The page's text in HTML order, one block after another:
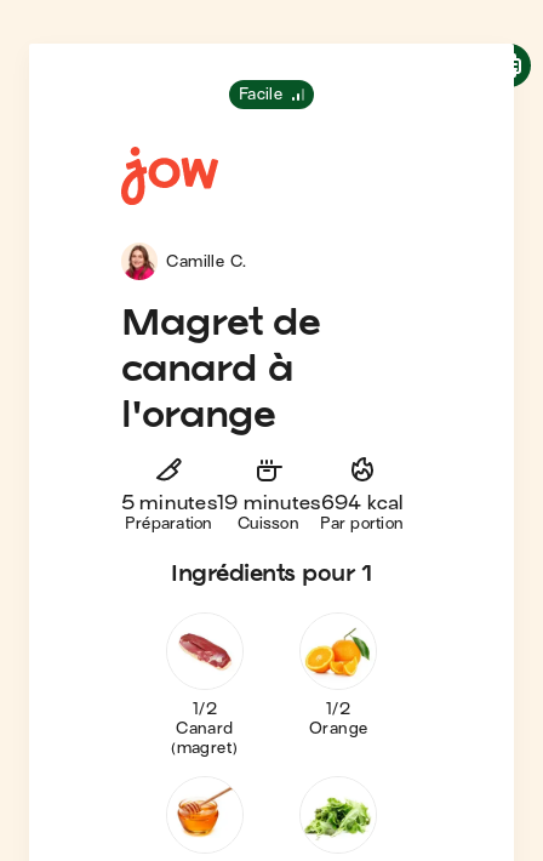
Facile
Camille C.
Magret de
canard à
l'orange
5 minutes
Préparation
19 minutes
Cuisson
694 kcal
Par portion
Ingrédients pour 1
1/2
Canard
(magret)
1/2
Orange